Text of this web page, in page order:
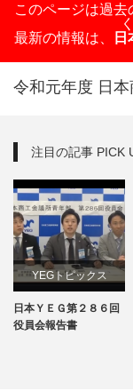
このページは過
最新の情報は、
令和元年度 日
注目の記事 PICK
YEGトピックス
日本YEG事業
日本ＹＥＧ第２８６回
役員会報告書